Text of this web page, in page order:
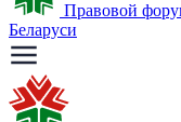
Правовой
Беларуси